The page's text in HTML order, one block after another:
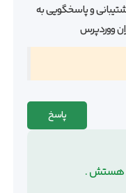
و پاسخگویی به
ووردپرس
پاسخ
هستش .